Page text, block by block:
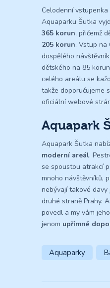
Celodenní
Aquaparku Šutka
365 korun, přičemž
205 korun. Vstup na
dospělého
dětského na 85
celého areálu se
takže doporučujeme
oficiální webové
Aquapark
Aquapark Šutka
moderní areál.
se spoustou atrakcí
mnoho návštěvníků,
nebývají takové
druhé straně Prahy.
povedl a my vám
jenom upřímně
Aquaparky